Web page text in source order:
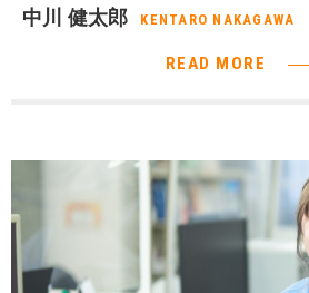
中川 健太郎 KENTARO NAKAGAWA
READ MORE